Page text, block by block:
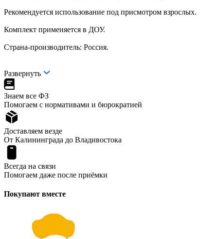
Рекомендуется использование под присмотром взрослых.
Комплект применяется в ДОУ.
Страна-производитель: Россия.
Развернуть
Знаем все ФЗ
Помогаем с нормативами и бюрократией
Доставляем везде
От Калининграда до Владивостока
Всегда на связи
Помогаем даже после приёмки
Покупают вместе